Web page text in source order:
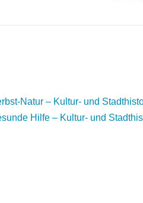
Natur – Kultur- und
Hilfe – Kultur- und